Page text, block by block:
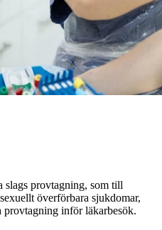
provtagning, som till
överförbara sjukdomar,
inför läkarbesök.